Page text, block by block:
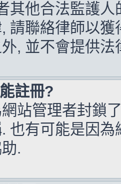
其他合法監護
請聯絡律師以
, 並不會提供
註冊?
站管理者封鎖
也有可能是因
.